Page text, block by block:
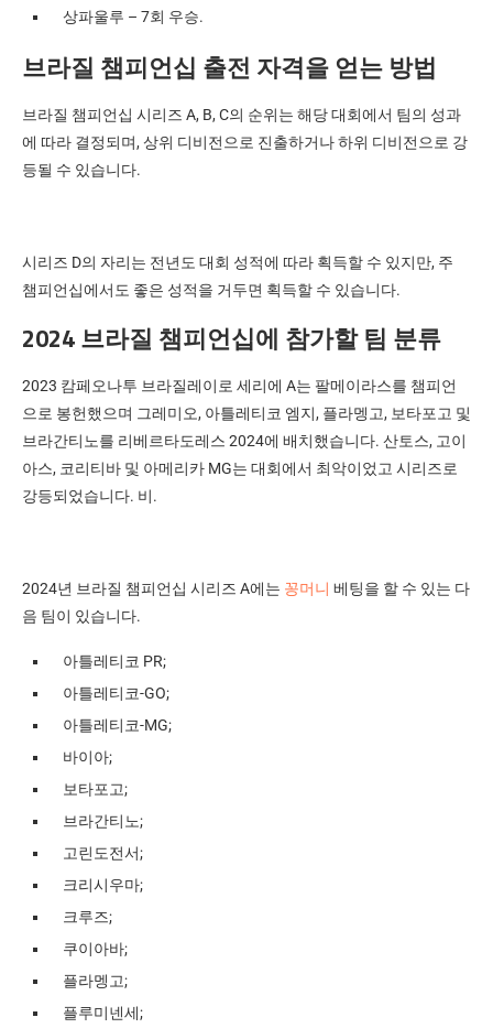
상파울루 – 7회 우승.
브라질 챔피언십 출전 자격을 얻는 방법
브라질 챔피언십 시리즈 A, B, C의 순위는 해당 대회에서 팀의 성과
에 따라 결정되며, 상위 디비전으로 진출하거나 하위 디비전으로 강
등될 수 있습니다.
시리즈 D의 자리는 전년도 대회 성적에 따라 획득할 수 있지만, 주
챔피언십에서도 좋은 성적을 거두면 획득할 수 있습니다.
2024 브라질 챔피언십에 참가할 팀 분류
2023 캄페오나투 브라질레이로 세리에 A는 팔메이라스를 챔피언
으로 봉헌했으며 그레미오, 아틀레티코 엠지, 플라멩고, 보타포고 및
브라간티노를 리베르타도레스 2024에 배치했습니다. 산토스, 고이
아스, 코리티바 및 아메리카 MG는 대회에서 최악이었고 시리즈로
강등되었습니다. 비.
2024년 브라질 챔피언십 시리즈 A에는 꽁머니 베팅을 할 수 있는 다
음 팀이 있습니다.
아틀레티코 PR;
아틀레티코-GO;
아틀레티코-MG;
바이아;
보타포고;
브라간티노;
고린도전서;
크리시우마;
크루즈;
쿠이아바;
플라멩고;
플루미넨세;